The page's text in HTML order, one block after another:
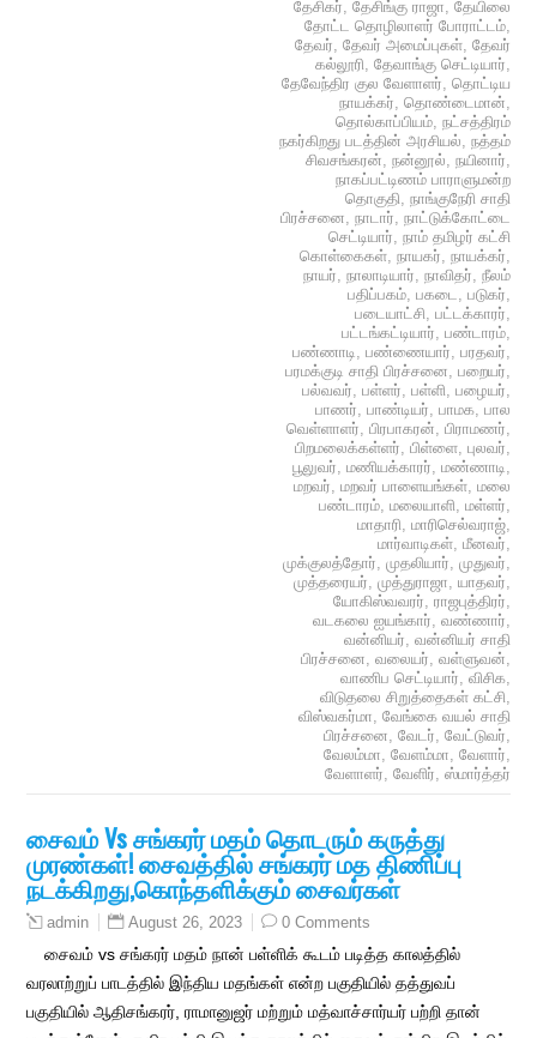
தேசிகர், தேசிங்கு ராஜா, தேயிலை
தோட்ட தொழிலாளர் போராட்டம்,
தேவர், தேவர் அமைப்புகள், தேவர்
கல்லூரி, தேவாங்கு செட்டியார்,
தேவேந்திர குல வேளாளர், தொட்டிய
நாயக்கர், தொண்டைமான்,
தொல்காப்பியம், நட்சத்திரம்
நகர்கிறது படத்தின் அரசியல், நத்தம்
சிவசங்கரன், நன்னூல், நயினார்,
நாகப்பட்டிணம் பாராளுமன்ற
தொகுதி, நாங்குநேரி சாதி
பிரச்சனை, நாடார், நாட்டுக்கோட்டை
செட்டியார், நாம் தமிழர் கட்சி
கொள்கைகள், நாயகர், நாயக்கர்,
நாயர், நாலாடியார், நாவிதர், நீலம்
பதிப்பகம், பகடை, படுகர்,
படையாட்சி, பட்டக்காரர்,
பட்டங்கட்டியார், பண்டாரம்,
பண்ணாடி, பண்ணையார், பரதவர்,
பரமக்குடி சாதி பிரச்சனை, பறையர்,
பல்வவர், பள்ளர், பள்ளி, பழையர்,
பாணர், பாண்டியர், பாமக, பால
வெள்ளாளர், பிரபாகரன், பிராமணர்,
பிறமலைக்கள்ளர், பிள்ளை, புலவர்,
பூலுவர், மணியக்காரர், மண்ணாடி,
மறவர், மறவர் பாளையங்கள், மலை
பண்டாரம், மலையாளி, மள்ளர்,
மாதாரி, மாரிசெல்வராஜ்,
மார்வாடிகள், மீனவர்,
முக்குலத்தோர், முதலியார், முதுவர்,
முத்தரையர், முத்துராஜா, யாதவர்,
யோகிஸ்வவரர், ராஜபுத்திரர்,
வடகலை ஐயங்கார், வண்ணார்,
வன்னியர், வன்னியர் சாதி
பிரச்சனை, வலையர், வள்ளுவன்,
வாணிப செட்டியார், விசிக,
விடுதலை சிறுத்தைகள் கட்சி,
விஸ்வகர்மா, வேங்கை வயல் சாதி
பிரச்சனை, வேடர், வேட்டுவர்,
வேலம்மா, வேளம்மா, வேளார்,
வேளாளர், வேளிர், ஸ்மார்த்தர்
சைவம் Vs சங்கரர் மதம் தொடரும் கருத்து
முரண்கள்! சைவத்தில் சங்கரர் மத திணிப்பு
நடக்கிறது,கொந்தளிக்கும் சைவர்கள்
admin August 26, 2023 0 Comments
சைவம் vs சங்கரர் மதம் நான் பள்ளிக் கூடம் படித்த காலத்தில்
வரலாற்றுப் பாடத்தில் இந்திய மதங்கள் என்ற பகுதியில் தத்துவப்
பகுதியில் ஆதிசங்கரர், ராமானுஜர் மற்றும் மத்வாச்சார்யர் பற்றி தான்